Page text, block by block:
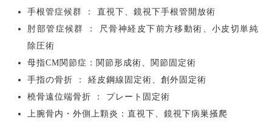
手根管症候群 ： 直視下、鏡視下手根管開放術
肘部管症候群 ： 尺骨神経皮下前方移動術、小皮切単純
除圧術
母指CM関節症：関節形成術、関節固定術
手指の骨折 ： 経皮鋼線固定術、創外固定術
橈骨遠位端骨折 ： プレート固定術
上腕骨内・外側上顆炎：直視下、鏡視下病巣掻爬